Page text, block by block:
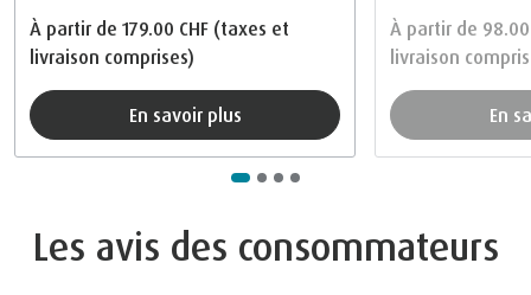
À partir de 179.00 CHF (taxes et
livraison comprises)
En savoir plus
À partir de
livraison
En
Les avis des consommateurs